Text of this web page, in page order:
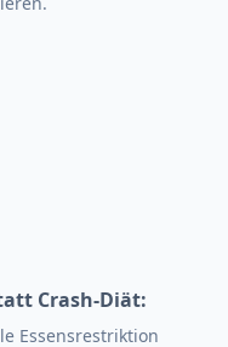
Crash-Diät:
Essensrestriktion